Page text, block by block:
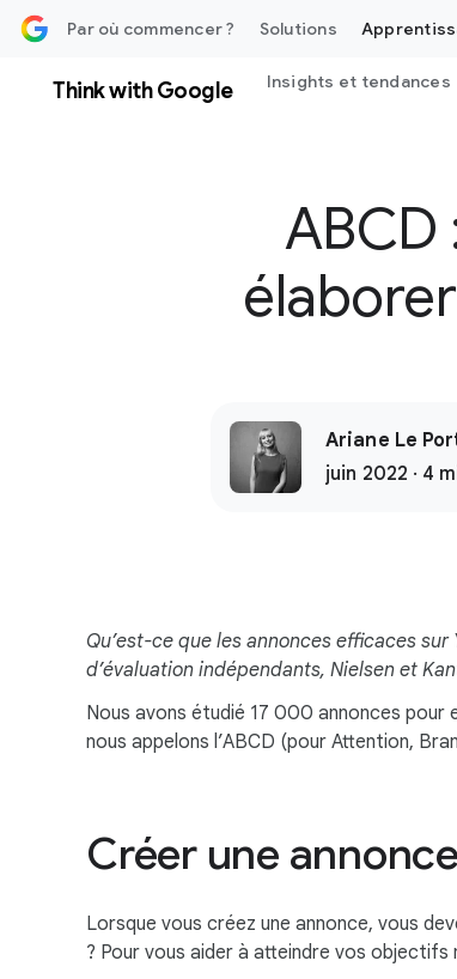
contenuPar où commencer ? Solutions
Think with Google Insights et tendances
Ariane Le
juin 2022 · 4
Qu’est-ce que les annonces efficaces
d’évaluation indépendants, Nielsen et
Nous avons étudié 17 000 annonces pour
nous appelons l’ABCD (pour Attention,
Créer une
Lorsque vous créez une annonce, vous
? Pour vous aider à atteindre vos